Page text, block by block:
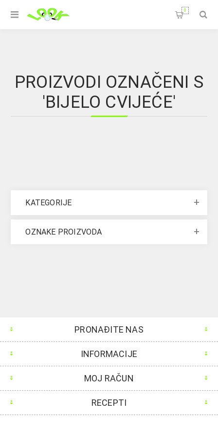
0
PROIZVODI OZNAČENI S
'BIJELO CVIJEĆE'
KATEGORIJE
OZNAKE PROIZVODA
PRONAĐITE NAS
INFORMACIJE
MOJ RAČUN
RECEPTI